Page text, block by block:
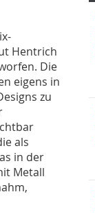
Hentrich
Die
eigens in
zu
als
in der
Metall